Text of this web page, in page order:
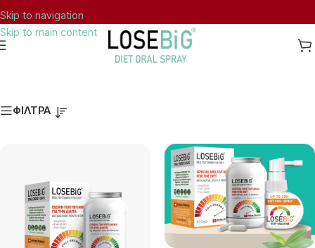
Skip to navigation
Skip to main content
ΔΩΡΕΑΝ ΜΕΤΑΦΟΡΙΚΑ ΣΤΗΝ ΕΛΛΑΔΑ ΓΙΑ ΠΑΡΑΓΓΕΛΙΕΣ ΑΝΩ ΤΩΝ 40€.
ΦΙΛΤΡΑ